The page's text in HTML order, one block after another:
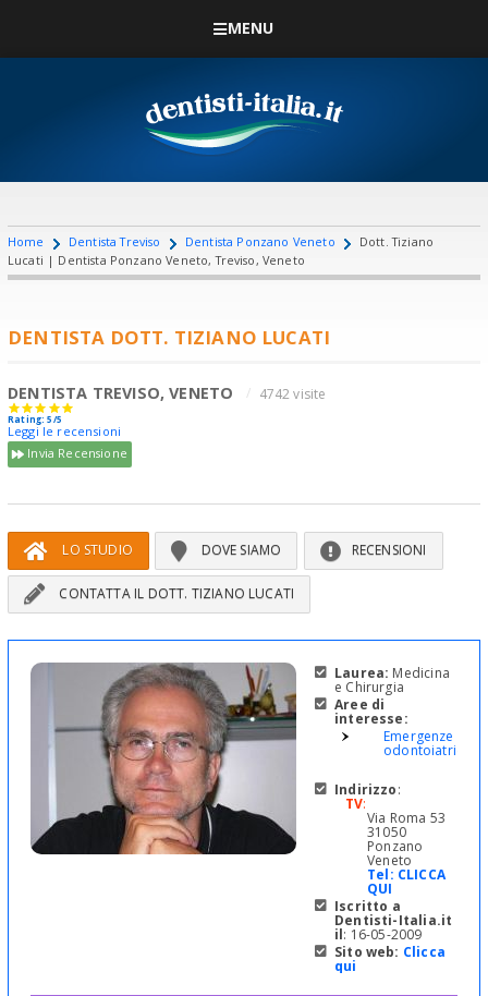
MENU
Home Dentista Treviso Dentista Ponzano Veneto
Dott. Tiziano
Lucati | Dentista Ponzano Veneto, Treviso, Veneto
DENTISTA DOTT. TIZIANO LUCATI
DENTISTA TREVISO, VENETO 4742 visite
Rating: 5/5
Leggi le recensioni
Invia Recensione
LO STUDIO DOVE SIAMO RECENSIONI
CONTATTA IL DOTT. TIZIANO LUCATI
Laurea: Medicina
e Chirurgia
Aree di
interesse:
Emergenze
odontoiatriche
Indirizzo:
TV:
Via Roma 53
31050
Ponzano
Veneto
Tel: CLICCA
QUI
Iscritto a
Dentisti-Italia.it
il: 16-05-2009
Sito web: Clicca
qui